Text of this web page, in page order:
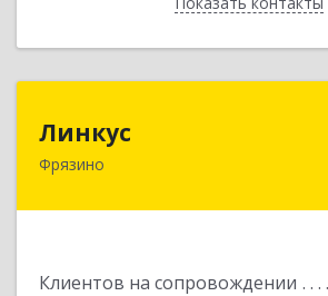
Линкус
Фрязино
Клиентов на сопровождении
141191, Московская обл,